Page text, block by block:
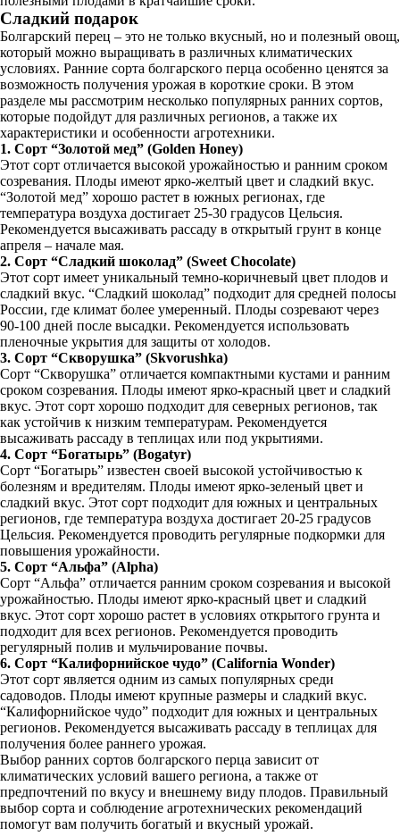
Сладкий подарок
Болгарский перец – это не только вкусный, но и полезный овощ,
который можно выращивать в различных климатических
условиях. Ранние сорта болгарского перца особенно ценятся за
возможность получения урожая в короткие сроки. В этом
разделе мы рассмотрим несколько популярных ранних сортов,
которые подойдут для различных регионов, а также их
характеристики и особенности агротехники.
1. Сорт “Золотой мед” (Golden Honey)
Этот сорт отличается высокой урожайностью и ранним сроком
созревания. Плоды имеют ярко-желтый цвет и сладкий вкус.
“Золотой мед” хорошо растет в южных регионах, где
температура воздуха достигает 25-30 градусов Цельсия.
Рекомендуется высаживать рассаду в открытый грунт в конце
апреля – начале мая.
2. Сорт “Сладкий шоколад” (Sweet Chocolate)
Этот сорт имеет уникальный темно-коричневый цвет плодов и
сладкий вкус. “Сладкий шоколад” подходит для средней полосы
России, где климат более умеренный. Плоды созревают через
90-100 дней после высадки. Рекомендуется использовать
пленочные укрытия для защиты от холодов.
3. Сорт “Скворушка” (Skvorushka)
Сорт “Скворушка” отличается компактными кустами и ранним
сроком созревания. Плоды имеют ярко-красный цвет и сладкий
вкус. Этот сорт хорошо подходит для северных регионов, так
как устойчив к низким температурам. Рекомендуется
высаживать рассаду в теплицах или под укрытиями.
4. Сорт “Богатырь” (Bogatyr)
Сорт “Богатырь” известен своей высокой устойчивостью к
болезням и вредителям. Плоды имеют ярко-зеленый цвет и
сладкий вкус. Этот сорт подходит для южных и центральных
регионов, где температура воздуха достигает 20-25 градусов
Цельсия. Рекомендуется проводить регулярные подкормки для
повышения урожайности.
5. Сорт “Альфа” (Alpha)
Сорт “Альфа” отличается ранним сроком созревания и высокой
урожайностью. Плоды имеют ярко-красный цвет и сладкий
вкус. Этот сорт хорошо растет в условиях открытого грунта и
подходит для всех регионов. Рекомендуется проводить
регулярный полив и мульчирование почвы.
6. Сорт “Калифорнийское чудо” (California Wonder)
Этот сорт является одним из самых популярных среди
садоводов. Плоды имеют крупные размеры и сладкий вкус.
“Калифорнийское чудо” подходит для южных и центральных
регионов. Рекомендуется высаживать рассаду в теплицах для
получения более раннего урожая.
Выбор ранних сортов болгарского перца зависит от
климатических условий вашего региона, а также от
предпочтений по вкусу и внешнему виду плодов. Правильный
выбор сорта и соблюдение агротехнических рекомендаций
помогут вам получить богатый и вкусный урожай.